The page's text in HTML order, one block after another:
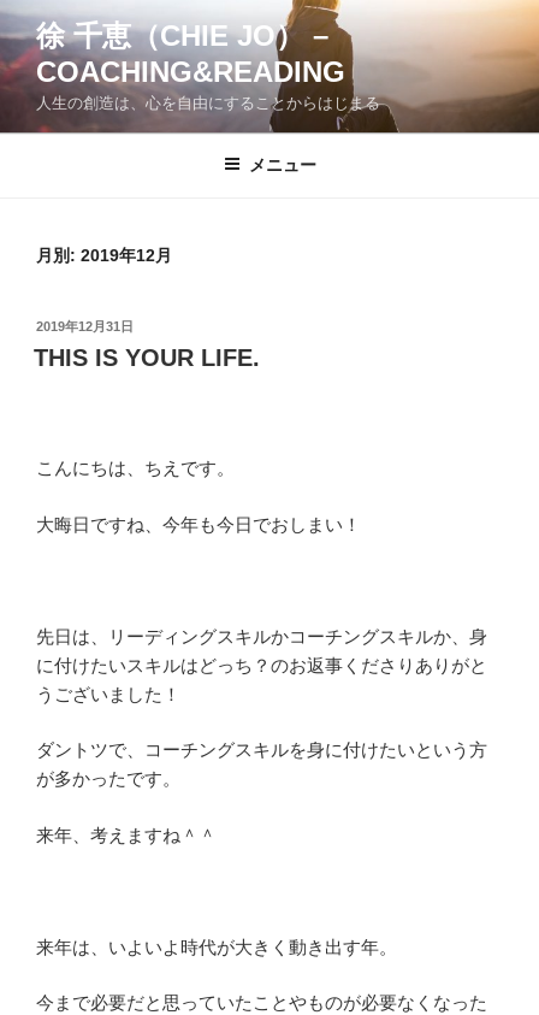
コ
ン
テ
ツ
徐 千恵（CHIE JO） –
COACHING&READING
人生の創造は、心を自由にすることからはじまる
メニュー
月別: 2019年12月
投
稿
日:
2019年12月31日
THIS IS YOUR LIFE.
こんにちは、ちえです。
大晦日ですね、今年も今日でおしまい！
先日は、リーディングスキルかコーチングスキルか、身
に付けたいスキルはどっち？のお返事くださりありがと
うございました！
ダントツで、コーチングスキルを身に付けたいという方
が多かったです。
来年、考えますね＾＾
来年は、いよいよ時代が大きく動き出す年。
今まで必要だと思っていたことやものが必要なくなった